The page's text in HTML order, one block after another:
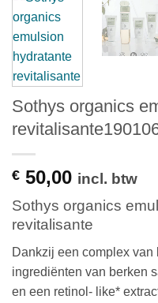
Sothys organics
€ 50,00 incl. btw
Sothys organics
revitalisante
Dankzij een complex
ingrediënten van berken
en een retinol- like*